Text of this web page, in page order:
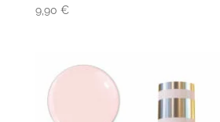
9,90 €